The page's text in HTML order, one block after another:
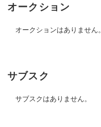
オークション
オークションはありません。
サブスク
サブスクはありません。